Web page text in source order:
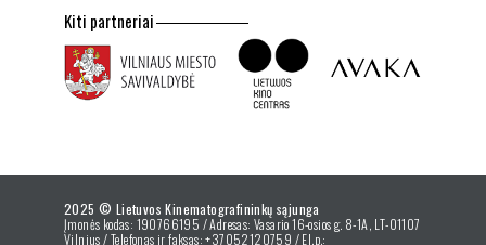
Kiti partneriai
2025 © Lietuvos Kinematografininkų sąjunga
Įmonės kodas: 190766195 / Adresas: Vasario 16-osios g. 8-1A, LT-01107
Vilnius / Telefonas ir faksas: +37052120759 / El.p.: